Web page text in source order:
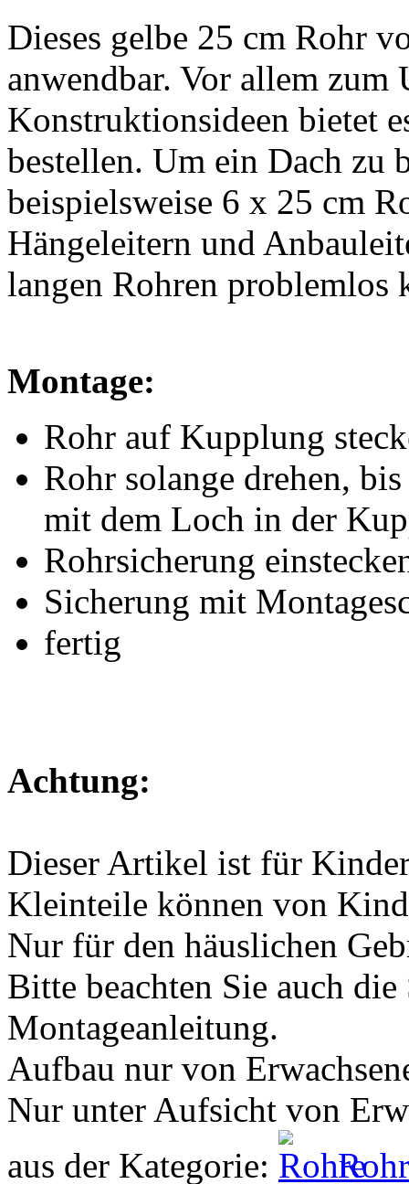
Dieses gelbe 25 cm Rohr
anwendbar. Vor allem zum
Konstruktionsideen bietet
bestellen. Um ein Dach zu
beispielsweise 6 x 25 cm
Hängeleitern und
langen Rohren problemlos
Montage:
Rohr auf Kupplung
Rohr solange drehen,
mit dem Loch in der
Rohrsicherung
Sicherung mit
fertig
Achtung:
Dieser Artikel ist für
Kleinteile können von
Nur für den häuslichen
Bitte beachten Sie auch
Montageanleitung.
Aufbau nur von
Nur unter Aufsicht von
aus der Kategorie: